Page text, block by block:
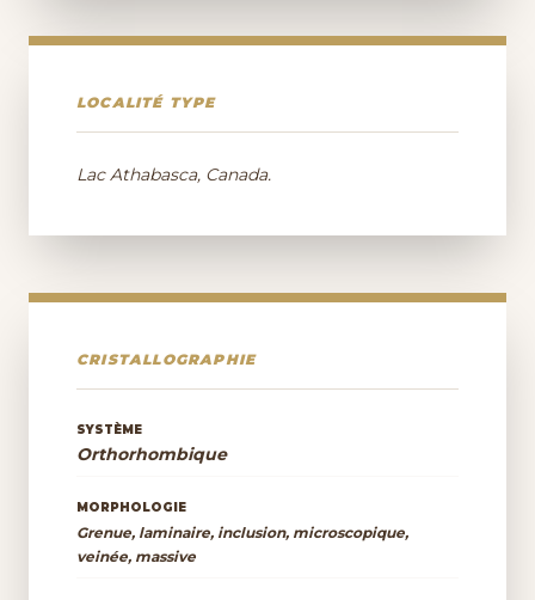
LOCALITÉ TYPE
Lac Athabasca, Canada.
CRISTALLOGRAPHIE
SYSTÈME
Orthorhombique
MORPHOLOGIE
Grenue, laminaire, inclusion, microscopique,
veinée, massive